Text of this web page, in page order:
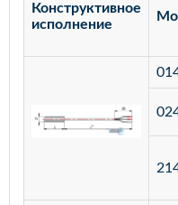
Конструктивное
исполнение